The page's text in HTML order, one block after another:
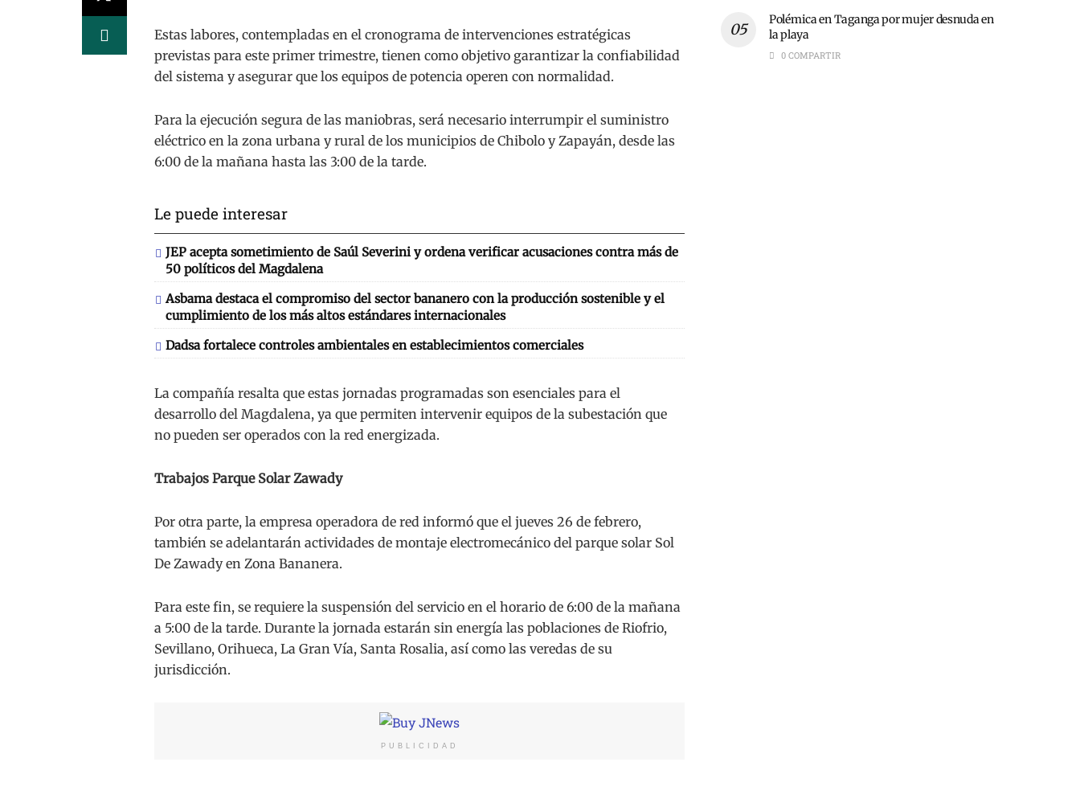
Estas labores, contempladas en el cronograma de intervenciones estratégicas
previstas para este primer trimestre, tienen como objetivo garantizar la confiabilidad
del sistema y asegurar que los equipos de potencia operen con normalidad.
Para la ejecución segura de las maniobras, será necesario interrumpir el suministro
eléctrico en la zona urbana y rural de los municipios de Chibolo y Zapayán, desde las
6:00 de la mañana hasta las 3:00 de la tarde.
Le puede interesar
JEP acepta sometimiento de Saúl Severini y ordena verificar acusaciones contra más de
50 políticos del Magdalena
Asbama destaca el compromiso del sector bananero con la producción sostenible y el
cumplimiento de los más altos estándares internacionales
Dadsa fortalece controles ambientales en establecimientos comerciales
La compañía resalta que estas jornadas programadas son esenciales para el
desarrollo del Magdalena, ya que permiten intervenir equipos de la subestación que
no pueden ser operados con la red energizada.
Trabajos Parque Solar Zawady
Por otra parte, la empresa operadora de red informó que el jueves 26 de febrero,
también se adelantarán actividades de montaje electromecánico del parque solar Sol
De Zawady en Zona Bananera.
Para este fin, se requiere la suspensión del servicio en el horario de 6:00 de la mañana
a 5:00 de la tarde. Durante la jornada estarán sin energía las poblaciones de Riofrio,
Sevillano, Orihueca, La Gran Vía, Santa Rosalia, así como las veredas de su
jurisdicción.
PUBLICIDAD
Polémica en Taganga por mujer desnuda en
la playa
0 COMPARTIR